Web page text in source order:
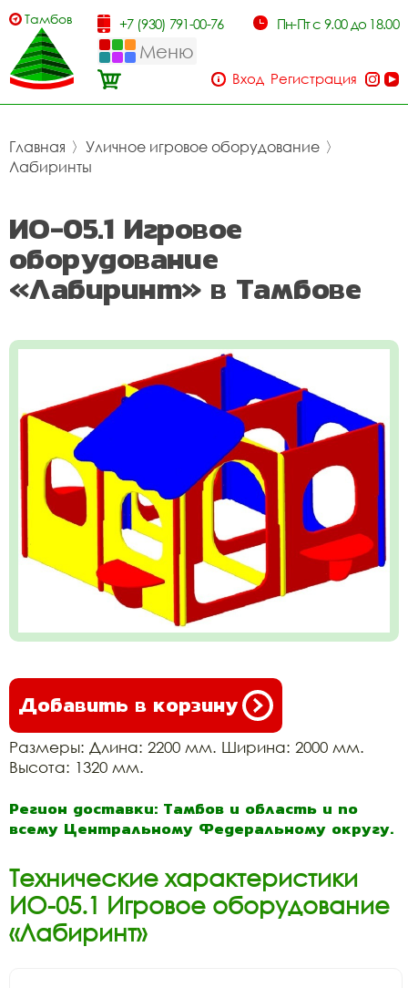
Тамбов +7 (930) 791-00-76 Пн-Пт с 9.00 до 18.00
Меню
Вход Регистрация
Главная 〉 Уличное игровое оборудование 〉
Лабиринты
ИО-05.1 Игровое
оборудование
«Лабиринт» в Тамбове
Добавить в корзину
Размеры: Длина: 2200 мм. Ширина: 2000 мм.
Высота: 1320 мм.
Регион доставки: Тамбов и область и по
всему Центральному Федеральному округу.
Технические характеристики
ИО-05.1 Игровое оборудование
«Лабиринт»